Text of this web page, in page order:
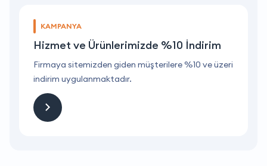
KAMPANYA
Hizmet ve Ürünlerimizde %10 İndirim
Firmaya sitemizden giden müşterilere %10 ve üzeri
indirim uygulanmaktadır.